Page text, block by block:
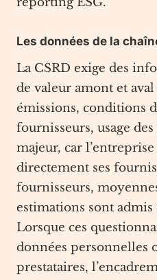
Les données de la
La CSRD exige des
de valeur amont et aval
émissions, conditions
fournisseurs, usage
majeur, car
directement ses
fournisseurs,
estimations sont
Lorsque ces
données personnelles
prestataires,